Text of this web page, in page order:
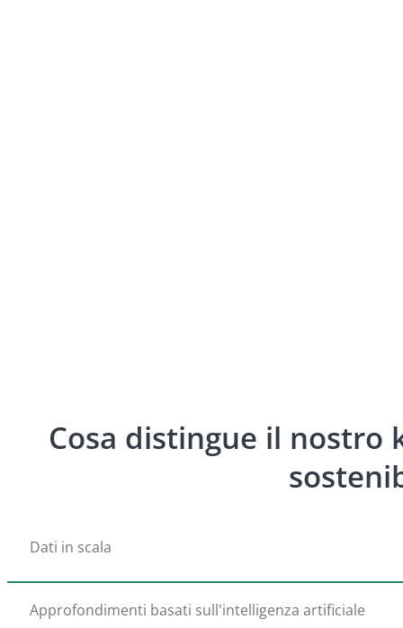
Cosa distingue il
Dati in scala
Approfondimenti basati sull'intelligenza artificiale